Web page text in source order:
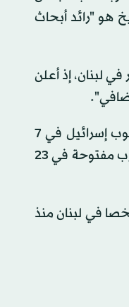
هو "رائد أبحاث
لبنان، إذ أعلن
وفتح حزب الله جبهة إسناد لغزة ضد إسرائيل غداة الهجوم غير المسبوق الذي شنّته حركة حماس على جنوب إسرائيل في 7
أكتوبر (تشرين الأول) 2023 وأدى إلى اندلاع الحرب في قطاع غزة. ودخل حزب الله والجيش الإسرائيلي في حرب مفتوحة في 23
القصف الإسرائيلية على مختلف أنحاء لبنان والمواجهات بمقتل أكثر من 3540 شخصا في لبنان منذ